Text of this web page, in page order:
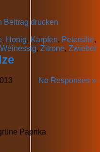
Beitrag drucken
, Honig, Karpfen, Petersilie,
Weinessig, Zitrone, Zwiebel
No Responses »
Paprika